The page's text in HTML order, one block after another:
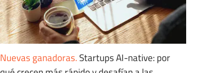
Nuevas ganadoras. Startups AI-native: por